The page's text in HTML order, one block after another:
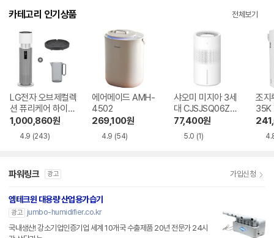
카테고리 인기상품 전체보기
LG전자 오브제컬렉
션 퓨리케어 하이드
로타워 HY705RS
UABM
1,000,860원
4.9 (243)
에어메이드 AMH-
4502
269,100원
4.9 (54)
샤오미 미지아 3세
대 CJSJSQ06ZM
Z
77,400원
5.0 (1)
조지
35K
파워링크 광고 가입신청
엠테크윈 대용량 산업용가습기
광고
jumbo-humidifier.co.kr
국내생산! 강소기업인증기업 세계 10개국 수출제품 20년 전문가 24시